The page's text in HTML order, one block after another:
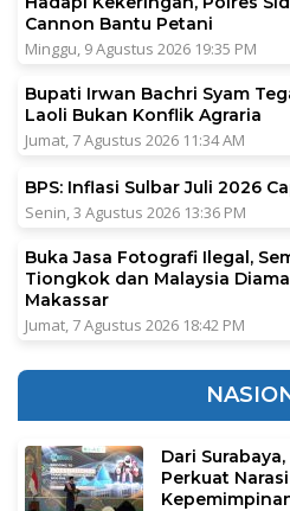
Cannon Bantu Petani
Minggu, 9 Agustus 2026 19:35 PM
Bupati Irwan Bachri Syam
Laoli Bukan Konflik Agraria
Jumat, 7 Agustus 2026 11:34 AM
BPS: Inflasi Sulbar Juli 2026
Senin, 3 Agustus 2026 13:36 PM
Buka Jasa Fotografi Ilegal,
Tiongkok dan Malaysia
Makassar
Jumat, 7 Agustus 2026 18:42 PM
Dari
Perkuat